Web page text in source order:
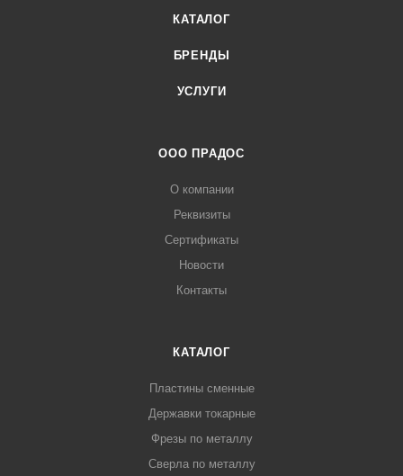
КАТАЛОГ
БРЕНДЫ
УСЛУГИ
ООО ПРАДОС
О компании
Реквизиты
Сертификаты
Новости
Контакты
КАТАЛОГ
Пластины сменные
Державки токарные
Фрезы по металлу
Сверла по металлу